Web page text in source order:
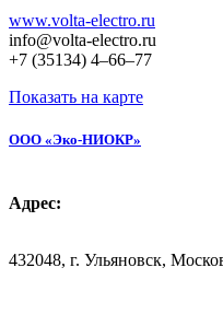
www.volta-electro.ru
info@volta-electro.ru
+7 (35134) 4–66–77
Показать на карте
ООО «Эко-НИОКР»
Адрес:
432048, г. Ульяновск,